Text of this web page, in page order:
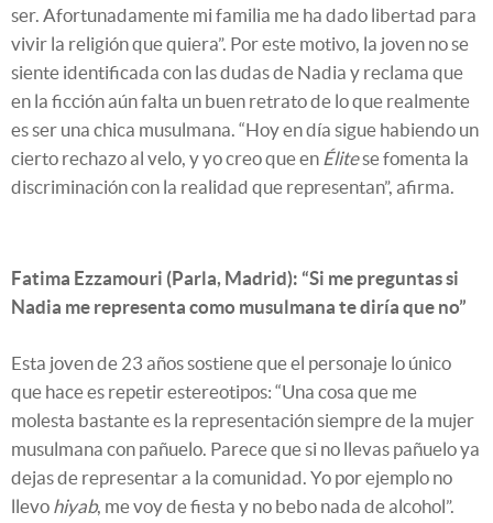
ser. Afortunadamente mi familia me ha dado libertad para
vivir la religión que quiera”. Por este motivo, la joven no se
siente identificada con las dudas de Nadia y reclama que
en la ficción aún falta un buen retrato de lo que realmente
es ser una chica musulmana. “Hoy en día sigue habiendo un
cierto rechazo al velo, y yo creo que en Élitese fomenta la
discriminación con la realidad que representan”, afirma.
Fatima Ezzamouri (Parla, Madrid): “Si me preguntas si
Nadia me representa como musulmana te diría que no”
Esta joven de 23 años sostiene que el personaje lo único
que hace es repetir estereotipos: “Una cosa que me
molesta bastante es la representación siempre de la mujer
musulmana con pañuelo. Parece que si no llevas pañuelo ya
dejas de representar a la comunidad. Yo por ejemplo no
llevo hiyab, me voy de fiesta y no bebo nada de alcohol”.